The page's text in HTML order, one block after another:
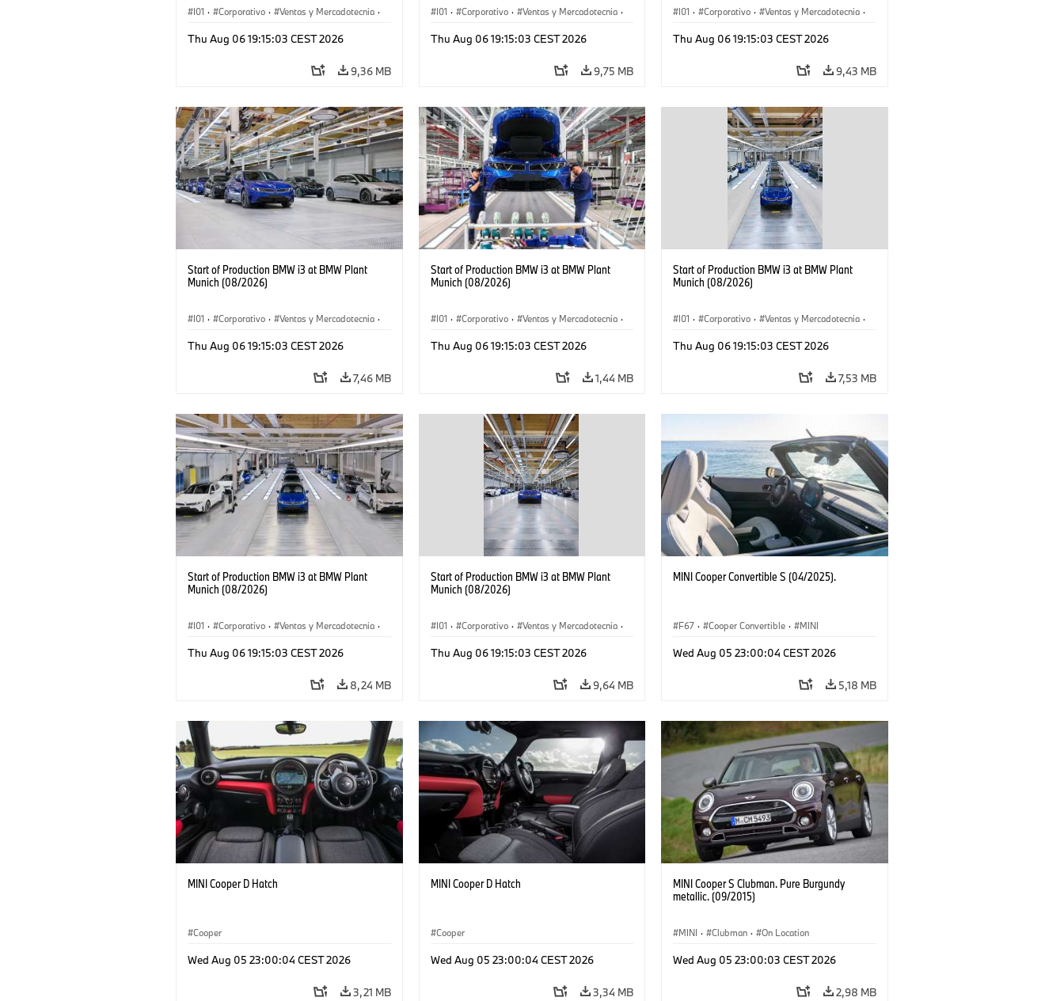
I01 · Corporativo · Ventas y Mercadotecnia ·
Thu Aug 06 19:15:03 CEST 2026
9,36 MB
I01 · Corporativo · Ventas y Mercadotecnia ·
Thu Aug 06 19:15:03 CEST 2026
9,75 MB
I01 · Corporativo · Ventas y Mercadotecnia ·
Thu Aug 06 19:15:03 CEST 2026
9,43 MB
Start of Production BMW i3 at BMW Plant
Munich (08/2026)
I01 · Corporativo · Ventas y Mercadotecnia ·
Thu Aug 06 19:15:03 CEST 2026
7,46 MB
Start of Production BMW i3 at BMW Plant
Munich (08/2026)
I01 · Corporativo · Ventas y Mercadotecnia ·
Thu Aug 06 19:15:03 CEST 2026
1,44 MB
Start of Production BMW i3 at BMW Plant
Munich (08/2026)
I01 · Corporativo · Ventas y Mercadotecnia ·
Thu Aug 06 19:15:03 CEST 2026
7,53 MB
Start of Production BMW i3 at BMW Plant
Munich (08/2026)
I01 · Corporativo · Ventas y Mercadotecnia ·
Thu Aug 06 19:15:03 CEST 2026
8,24 MB
Start of Production BMW i3 at BMW Plant
Munich (08/2026)
I01 · Corporativo · Ventas y Mercadotecnia ·
Thu Aug 06 19:15:03 CEST 2026
9,64 MB
MINI Cooper Convertible S (04/2025).
F67 · Cooper Convertible · MINI
Wed Aug 05 23:00:04 CEST 2026
5,18 MB
MINI Cooper D Hatch
Cooper
Wed Aug 05 23:00:04 CEST 2026
3,21 MB
MINI Cooper D Hatch
Cooper
Wed Aug 05 23:00:04 CEST 2026
3,34 MB
MINI Cooper S Clubman. Pure Burgundy
metallic. (09/2015)
MINI · Clubman · On Location
Wed Aug 05 23:00:03 CEST 2026
2,98 MB